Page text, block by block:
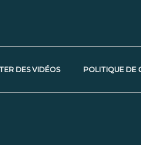
DES VIDÉOS POLITIQUE DE